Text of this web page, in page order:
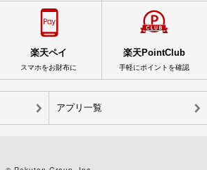
楽天ペイ
スマホをお財布に
楽天PointClub
手軽にポイントを確認
アプリ一覧